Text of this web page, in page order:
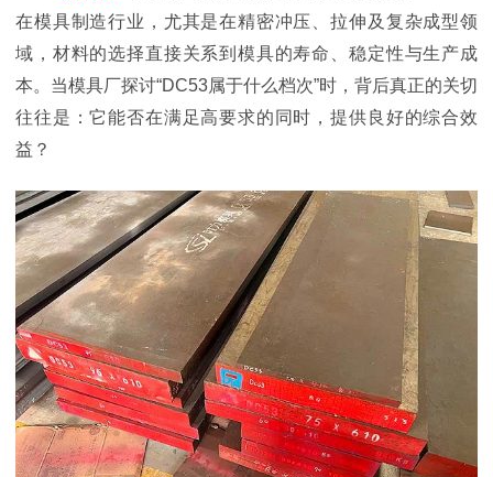
在模具制造行业，尤其是在精密冲压、拉伸及复杂成型领
域，材料的选择直接关系到模具的寿命、稳定性与生产成
本。当模具厂探讨“DC53属于什么档次”时，背后真正的关切
往往是：它能否在满足高要求的同时，提供良好的综合效
益？